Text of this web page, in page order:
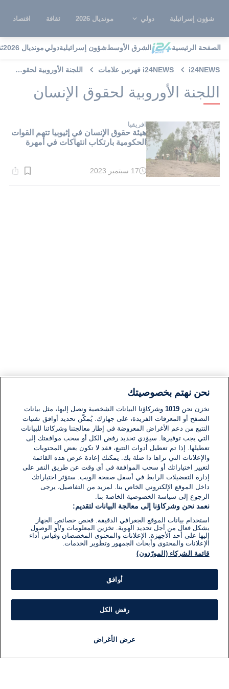
شؤون إسرائيلية دولي مونديال 2026 ثقافة اقتصاد
الصفحة الرئيسية الشرق الأوسطشؤون إسرائيليةدوليمونديال 2026
i24NEWS i24NEWS فهرس علامات اللجنة الأوروبية لحقوق الإنسان
اللجنة الأوروبية لحقوق الإنسان
افريقيا
هيئة حقوق الإنسان في إثيوبيا تتهم القوات
الحكومية بارتكاب انتهاكات في أمهرة
وقت
17 سبتمبر 2023
نحن نهتم بخصوصيتك
نخزن نحن1019 وشركاؤنا البيانات الشخصية ونصل إليها، مثل بيانات
التصفح أو المعرفات الفريدة، على جهازك. يُمكّن تحديد أوافق تقنيات
التتبع من دعم الأغراض المعروضة في إطار معالجتنا وشركائنا للبيانات
التي يجب توفيرها. سيؤدي تحديد رفض الكل أو سحب موافقتك إلى
تعطيلها. إذا تم تعطيل أدوات التتبع، فقد لا تكون بعض المحتويات
والإعلانات التي تراها ذا صلة بك. يمكنك إعادة عرض هذه القائمة
لتغيير اختياراتك أو سحب الموافقة في أي وقت عن طريق النقر على
إدارة التفضيلات الرابط في أسفل صفحة الويب. ستؤثر اختياراتك
داخل الموقع الإلكتروني الخاص بنا. لمزيد من التفاصيل، يرجى
الرجوع إلى سياسة الخصوصية الخاصة بنا.
نعمد نحن وشركاؤنا إلى معالجة البيانات لتقديم:
استخدام بيانات الموقع الجغرافي الدقيقة. فحص خصائص الجهاز
بشكل فعال من أجل تحديد الهوية. تخزين المعلومات و/أو الوصول
إليها على أحد الأجهزة. الإعلانات والمحتوى المخصصان وقياس أداء
الإعلانات والمحتوى وأبحاث الجمهور وتطوير الخدمات.
قائمة الشركاء (المورّدون)
أوافق
رفض الكل
عرض الأغراض